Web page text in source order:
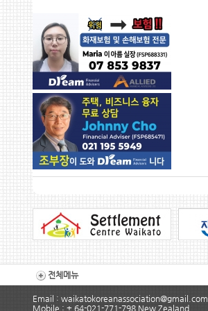
전체메뉴
Email : waikatokoreanassociation@gmail.com
Mobile : + 64-021-771-798 New Zealand